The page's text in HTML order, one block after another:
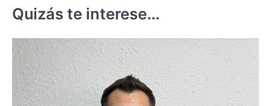
Quizás te interese...